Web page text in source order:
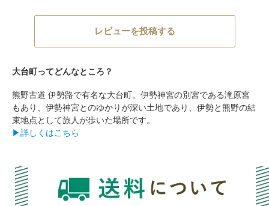
レビューを投稿する
大台町ってどんなところ？
熊野古道 伊勢路で有名な大台町。伊勢神宮の別宮である滝原宮
もあり、伊勢神宮とのゆかりが深い土地であり、伊勢と熊野の結
束地点として旅人が歩いた場所です。
▶詳しくはこちら